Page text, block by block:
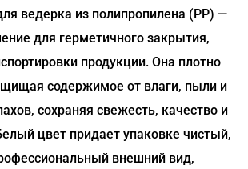
ведерка из полипропилена (PP) —
для герметичного закрытия,
продукции. Она плотно
содержимое от влаги, пыли и
сохраняя свежесть, качество и
цвет придает упаковке чистый,
внешний вид,